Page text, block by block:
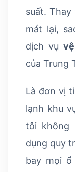
suất.
mát lại,
dịch vụ
của Trung
Là đơn vị
lạnh khu
tôi không
dụng quy
bay mọi ổ